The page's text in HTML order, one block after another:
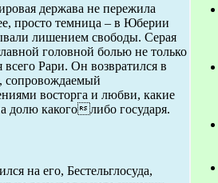
держава не пережила
просто темница – в Юберии
лишением свободы. Серая
головной болью не только
Рари. Он возвратился в
сопровождаемый
восторга и любви, какие
долю какоголибо государя.
на его, Бестельглосуда,